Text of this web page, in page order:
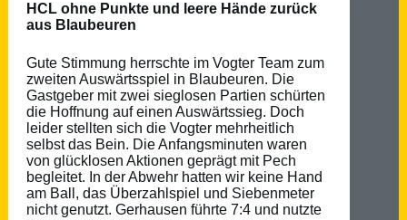
HCL ohne Punkte und leere Hände zurück
aus Blaubeuren
Gute Stimmung herrschte im Vogter Team zum
zweiten Auswärtsspiel in Blaubeuren. Die
Gastgeber mit zwei sieglosen Partien schürten
die Hoffnung auf einen Auswärtssieg. Doch
leider stellten sich die Vogter mehrheitlich
selbst das Bein. Die Anfangsminuten waren
von glücklosen Aktionen geprägt mit Pech
begleitet. In der Abwehr hatten wir keine Hand
am Ball, das Überzahlspiel und Siebenmeter
nicht genutzt. Gerhausen führte 7:4 und nutzte